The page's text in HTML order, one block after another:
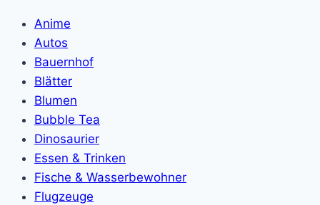
Anime
Autos
Bauernhof
Blätter
Blumen
Bubble Tea
Dinosaurier
Essen & Trinken
Fische & Wasserbewohner
Flugzeuge